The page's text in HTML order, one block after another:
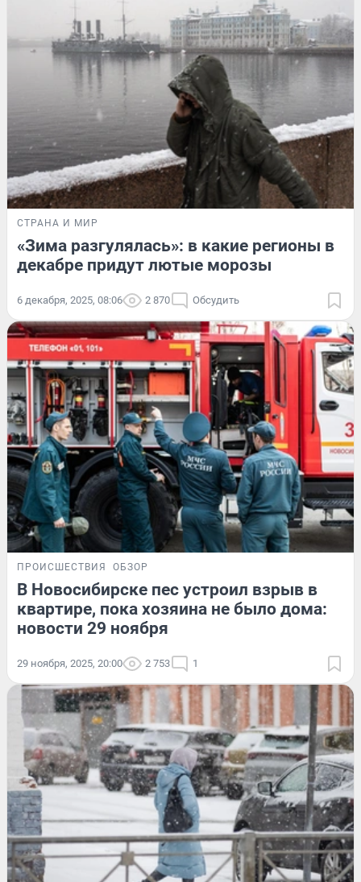
СТРАНА И МИР
«Зима разгулялась»: в какие регионы в
декабре придут лютые морозы
6 декабря, 2025, 08:06 2 870 Обсудить
ПРОИСШЕСТВИЯ ОБЗОР
В Новосибирске пес устроил взрыв в
квартире, пока хозяина не было дома:
новости 29 ноября
29 ноября, 2025, 20:00 2 753 1